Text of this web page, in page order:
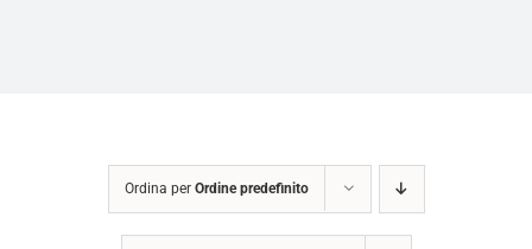
Ordina per Ordine predefinito